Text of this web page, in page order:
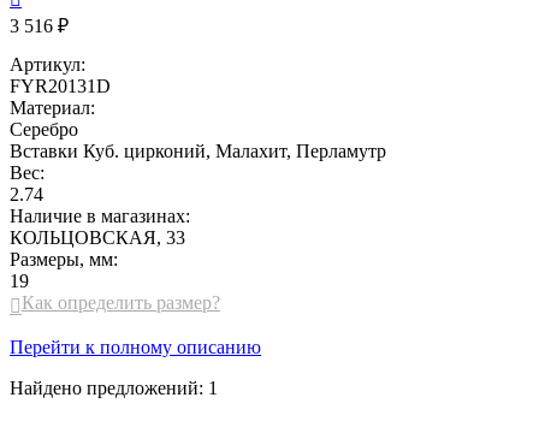
3 516 ₽
Артикул:
FYR20131D
Материал:
Серебро
Вставки Куб. цирконий, Малахит, Перламутр
Вес:
2.74
Наличие в магазинах:
КОЛЬЦОВСКАЯ, 33
Размеры, мм:
19
 Как определить размер?
Перейти к полному описанию
Найдено предложений: 1